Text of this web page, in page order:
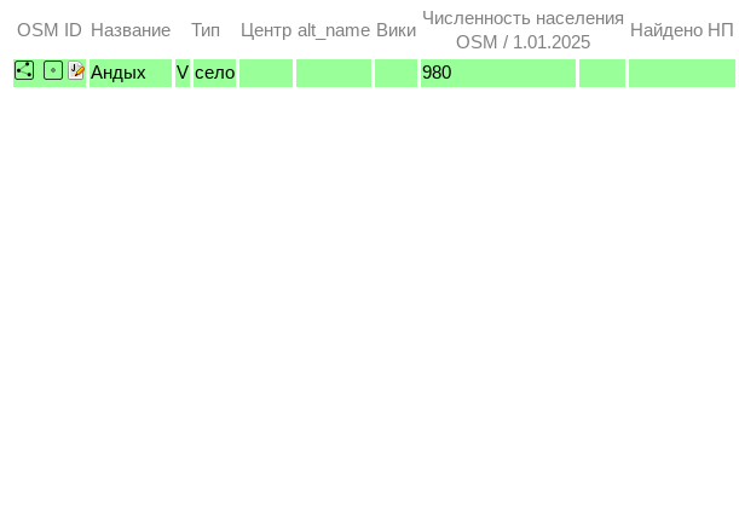
OSM ID Название Тип Центр alt_name Вики
Численность населения
OSM / 1.01.2025
Найдено НП
Андых V село 980